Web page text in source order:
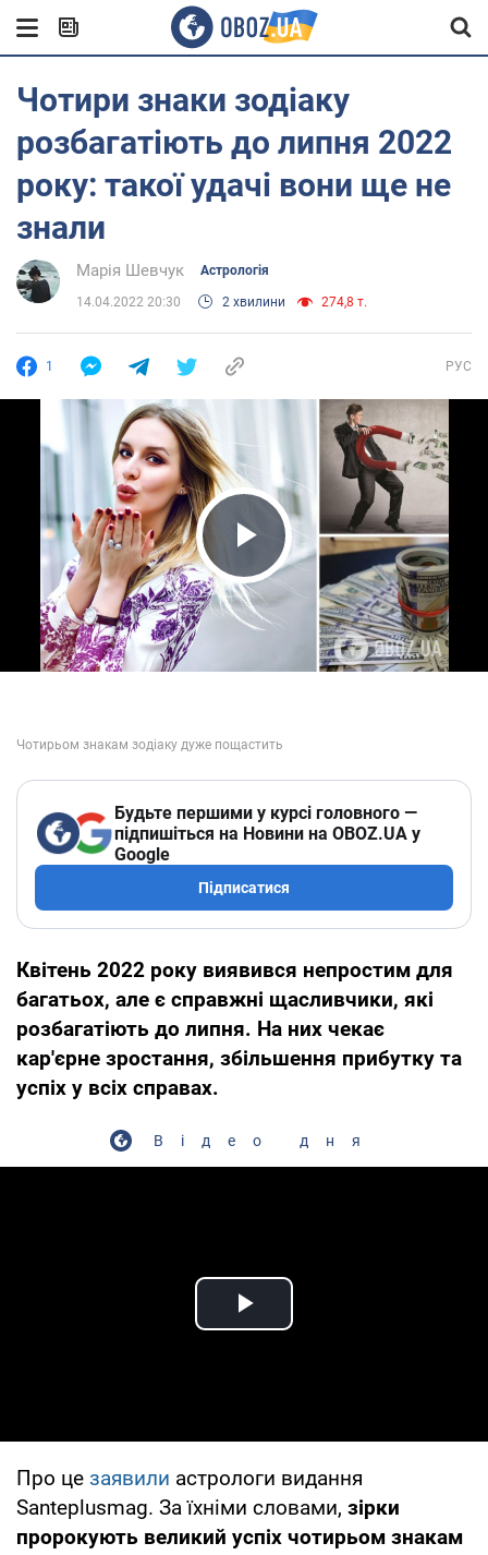
Чотири знаки зодіаку
розбагатіють до липня 2022
року: такої удачі вони ще не
знали
Марія Шевчук Астрологія
14.04.2022 20:30 2 хвилини 274,8 т.
1 РУС
Play Video
Будьте першими у курсі головного —
підпишіться на Новини на OBOZ.UA у
Google
Підписатися
Квітень 2022 року виявився непростим для
багатьох, але є справжні щасливчики, які
розбагатіють до липня. На них чекає
кар'єрне зростання, збільшення прибутку та
успіх у всіх справах.
Відео дня
Play Video
Про це заявили астрологи видання
Santeplusmag. За їхніми словами, зірки
пророкують великий успіх чотирьом знакам